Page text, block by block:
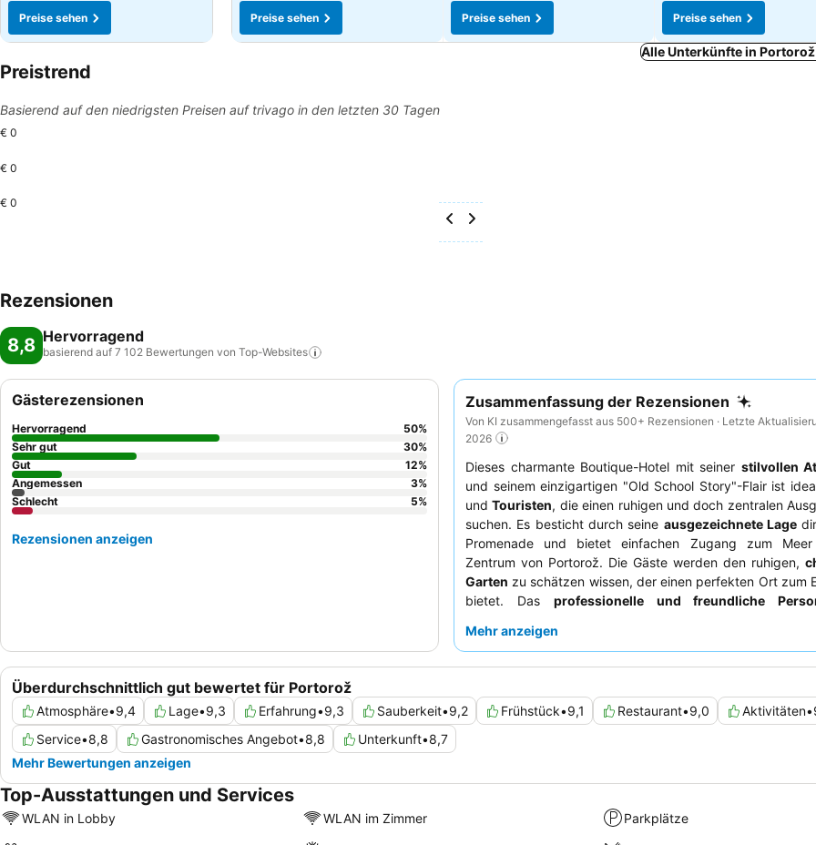
Preise sehen
Preise sehen
Preise sehen
Preise sehen
Alle Unterkünfte in
Preistrend
Basierend auf den niedrigsten Preisen auf trivago in den letzten 30 Tagen
€ 0
€ 0
€ 0
Rezensionen
8,8 Hervorragend
basierend auf 7 102 Bewertungen von Top-Websites
Zusammenfassung der Rezensionen
Von KI zusammengefasst aus 500+ Rezensionen · Letzte
2026
Dieses charmante Boutique-Hotel mit seiner stilvollen
und seinem einzigartigen "Old School Story"-Flair ist
undTouristen, die einen ruhigen und doch zentralen
suchen. Es besticht durch seine ausgezeichnete Lage
Promenade und bietet einfachen Zugang zum
Zentrum von Portorož. Die Gäste werden den ruhigen,
Garten zu schätzen wissen, der einen perfekten Ort zum
bietet. Das professionelle und freundliche
Frühstückmit der Möglichkeit, im Garten zu
Mehr anzeigen
Überdurchschnittlich gut bewertet für Portorož
Atmosphäre•9,4 Lage•9,3 Erfahrung•9,3 Sauberkeit•9,2 Frühstück•9,1 Restaurant•9,0 Aktivitäten•
Service•8,8 Gastronomisches Angebot•8,8 Unterkunft•8,7
Mehr Bewertungen anzeigen
Gästerezensionen
Hervorragend 50%
Sehr gut
30%
Gut
12%
Angemessen
3%
Schlecht
5%
Rezensionen anzeigen
Top-Ausstattungen und Services
WLAN in Lobby WLAN im Zimmer Parkplätze